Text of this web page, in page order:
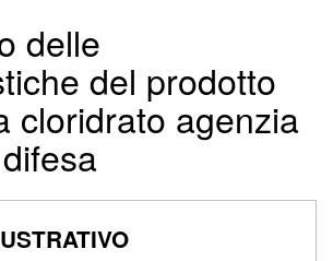
delle
del prodotto
cloridrato agenzia